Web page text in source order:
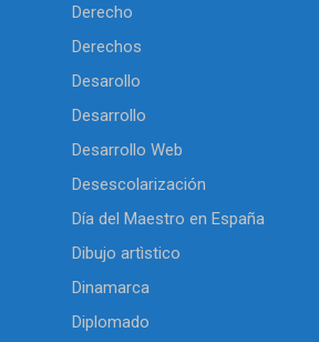
Derecho
Derechos
Desarollo
Desarrollo
Desarrollo Web
Desescolarización
Día del Maestro en España
Dibujo artìstico
Dinamarca
Diplomado